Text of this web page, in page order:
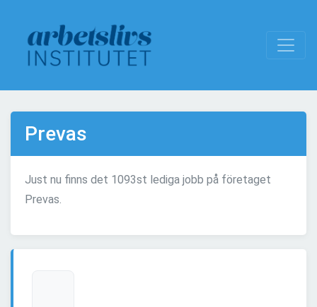
Prevas
Just nu finns det 1093st lediga jobb på företaget
Prevas.